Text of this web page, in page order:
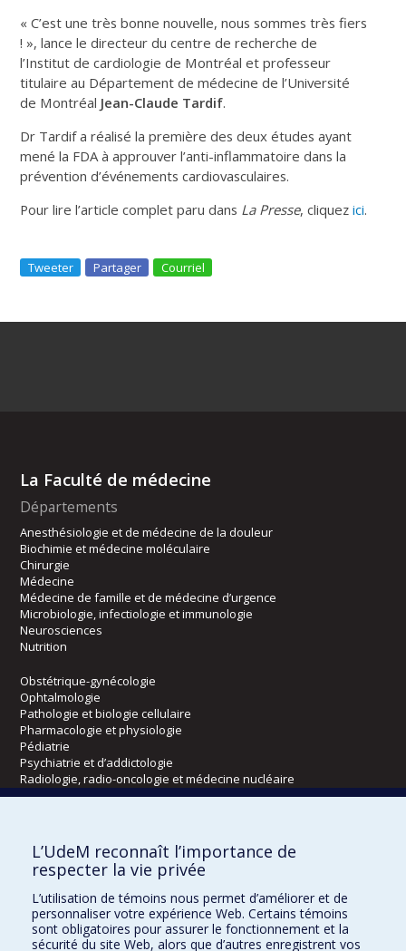
« C’est une très bonne nouvelle, nous sommes très fiers
! », lance le directeur du centre de recherche de
l’Institut de cardiologie de Montréal et professeur
titulaire au Département de médecine de l’Université
de Montréal Jean-Claude Tardif.
Dr Tardif a réalisé la première des deux études ayant
mené la FDA à approuver l’anti-inflammatoire dans la
prévention d’événements cardiovasculaires.
Pour lire l’article complet paru dans La Presse, cliquezici.
Tweeter Partager Courriel
La Faculté de médecine
Départements
Anesthésiologie et de médecine de la douleur
Biochimie et médecine moléculaire
Chirurgie
Médecine
Médecine de famille et de médecine d’urgence
Microbiologie, infectiologie et immunologie
Neurosciences
Nutrition
Obstétrique-gynécologie
Ophtalmologie
Pathologie et biologie cellulaire
Pharmacologie et physiologie
Pédiatrie
Psychiatrie et d’addictologie
Radiologie, radio-oncologie et médecine nucléaire
Kinésiologie et des sciences de l’activité physique
Orthophonie et audiologie
Réadaptation
Directions
L’UdeM reconnaît l’importance de
respecter la vie privée
L’utilisation de témoins nous permet d’améliorer et de
personnaliser votre expérience Web. Certains témoins
sont obligatoires pour assurer le fonctionnement et la
sécurité du site Web, alors que d’autres enregistrent vos